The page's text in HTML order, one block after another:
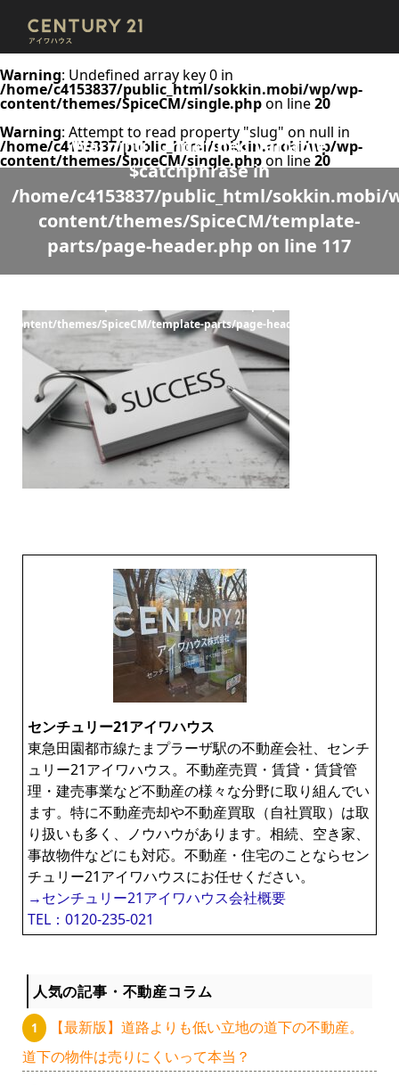
Warning: Undefined array key 0 in
/home/c4153837/public_html/sokkin.mobi/wp/wp-
content/themes/SpiceCM/single.phpon line20
Warning: Attempt to read property "slug" on null in
/home/c4153837/public_html/sokkin.mobi/wp/wp-
content/themes/SpiceCM/single.phpon line20
Warning: Undefined variable
$catchphrase in
/home/c4153837/public_html/sokkin.mobi/
content/themes/SpiceCM/template-
parts/page-header.php on line 117
content/themes/SpiceCM/template-parts/page-header.php
センチュリー21アイワハウス
東急田園都市線たまプラーザ駅の不動産会社、センチ
ュリー21アイワハウス。不動産売買・賃貸・賃貸管
理・建売事業など不動産の様々な分野に取り組んでい
ます。特に不動産売却や不動産買取（自社買取）は取
り扱いも多く、ノウハウがあります。相続、空き家、
事故物件などにも対応。不動産・住宅のことならセン
チュリー21アイワハウスにお任せください。
→センチュリー21アイワハウス会社概要
TEL：0120-235-021
人気の記事・不動産コラム
【最新版】道路よりも低い立地の道下の不動産。
道下の物件は売りにくいって本当？